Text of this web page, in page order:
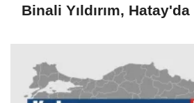
Binali Yıldırım,